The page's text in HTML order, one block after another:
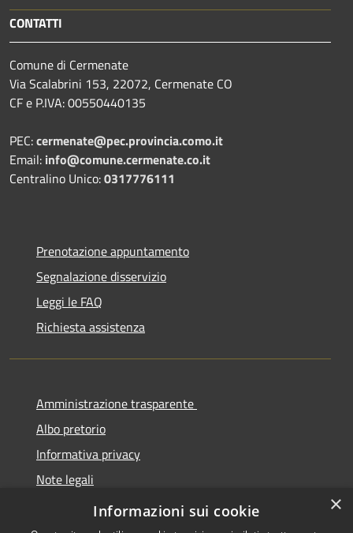
CONTATTI
Comune di Cermenate
Via Scalabrini 153, 22072, Cermenate CO
CF e P.IVA: 00550440135
PEC:cermenate@pec.provincia.como.it
Email: info@comune.cermenate.co.it
Centralino Unico:0317776111
Prenotazione appuntamento
Segnalazione disservizio
Leggi le FAQ
Richiesta assistenza
Amministrazione trasparente
Albo pretorio
Informativa privacy
Note legali
Dichiarazione di accessibilità
×
Informazioni sui cookie